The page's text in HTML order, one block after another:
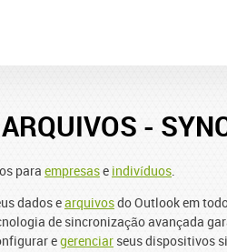
-
para empresase indivíduos
dados earquivosdo Outlook em
de sincronização avançada
egerenciar seus dispositivos